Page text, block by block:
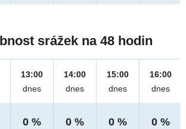
srážek na 48 hodin
13:00
dnes
0 %
14:00
dnes
0 %
15:00
dnes
0 %
16:00
dnes
0 %